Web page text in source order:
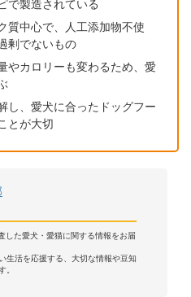
で製造されている
質中心で、人工添加物不使
剰でないもの
やカロリーも変わるため、愛
し、愛犬に合ったドッグフー
とが大切
した愛犬・愛猫に関する情報をお届
生活を応援する、大切な情報や豆知
。